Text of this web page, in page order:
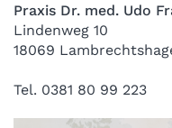
Praxis Dr. med. Udo
Lindenweg 10
18069
Tel. 0381 80 99 223